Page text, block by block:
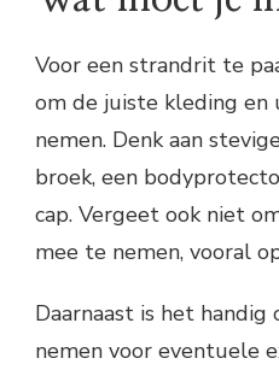
Voor een strandrit te
om de juiste kleding
nemen. Denk aan
broek, een
cap. Vergeet ook niet
mee te nemen, vooral
Daarnaast is het
nemen voor eventuele